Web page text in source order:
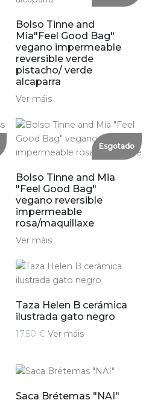
Bolso Tinne and
Mia"Feel Good Bag"
vegano impermeable
reversible verde
pistacho/ verde
alcaparra
Ver máis
Esgotado
Bolso Tinne and Mia
"Feel Good Bag"
vegano reversible
impermeable
rosa/maquillaxe
Ver máis
Taza Helen B cerámica
ilustrada gato negro
17,50 € Ver máis
Saca Brétemas "NAI"